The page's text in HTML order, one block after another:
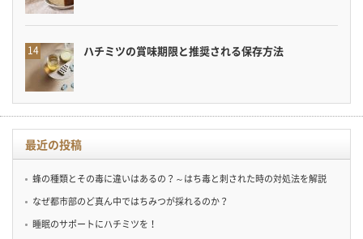
ハチミツの賞味期限と推奨される保存方法
最近の投稿
蜂の種類とその毒に違いはあるの？～はち毒と刺された時の対処法を解説
なぜ都市部のど真ん中ではちみつが採れるのか？
睡眠のサポートにハチミツを！